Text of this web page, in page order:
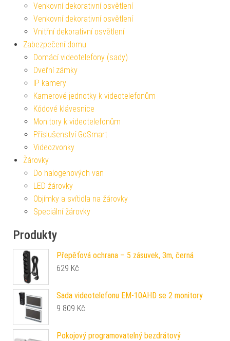
Venkovní dekorativní osvětlení
Venkovní dekorativní osvětlení
Vnitřní dekorativní osvětlení
Zabezpečení domu
Domácí videotelefony (sady)
Dveřní zámky
IP kamery
Kamerové jednotky k videotelefonům
Kódové klávesnice
Monitory k videotelefonům
Příslušenství GoSmart
Videozvonky
Žárovky
Do halogenových van
LED žárovky
Objímky a svítidla na žárovky
Speciální žárovky
Produkty
Přepěťová ochrana – 5 zásuvek, 3m, černá
629 Kč
Sada videotelefonu EM-10AHD se 2 monitory
9 809 Kč
Pokojový programovatelný bezdrátový